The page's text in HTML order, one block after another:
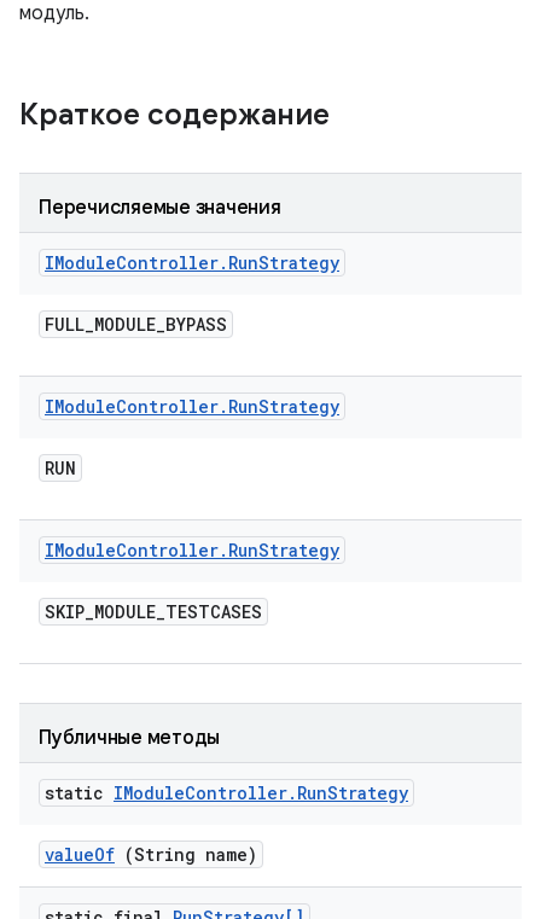
модуль.
Краткое содержание
Перечисляемые значения
IModuleController. RunStrategy
FULL_MODULE_BYPASS
IModuleController. RunStrategy
RUN
IModuleController. RunStrategy
SKIP_MODULE_TESTCASES
Публичные методы
static IModuleController. RunStrategy
valueOf (String name)